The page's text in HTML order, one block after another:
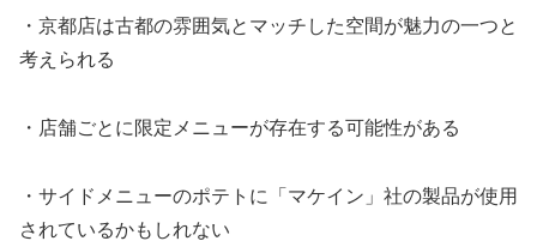
・京都店は古都の雰囲気とマッチした空間が魅力の一つと
考えられる
・店舗ごとに限定メニューが存在する可能性がある
・サイドメニューのポテトに「マケイン」社の製品が使用
されているかもしれない